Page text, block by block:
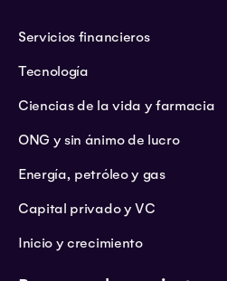
Servicios financieros
Tecnología
Ciencias de la vida y farmacia
ONG y sin ánimo de lucro
Energía, petróleo y gas
Capital privado y VC
Inicio y crecimiento